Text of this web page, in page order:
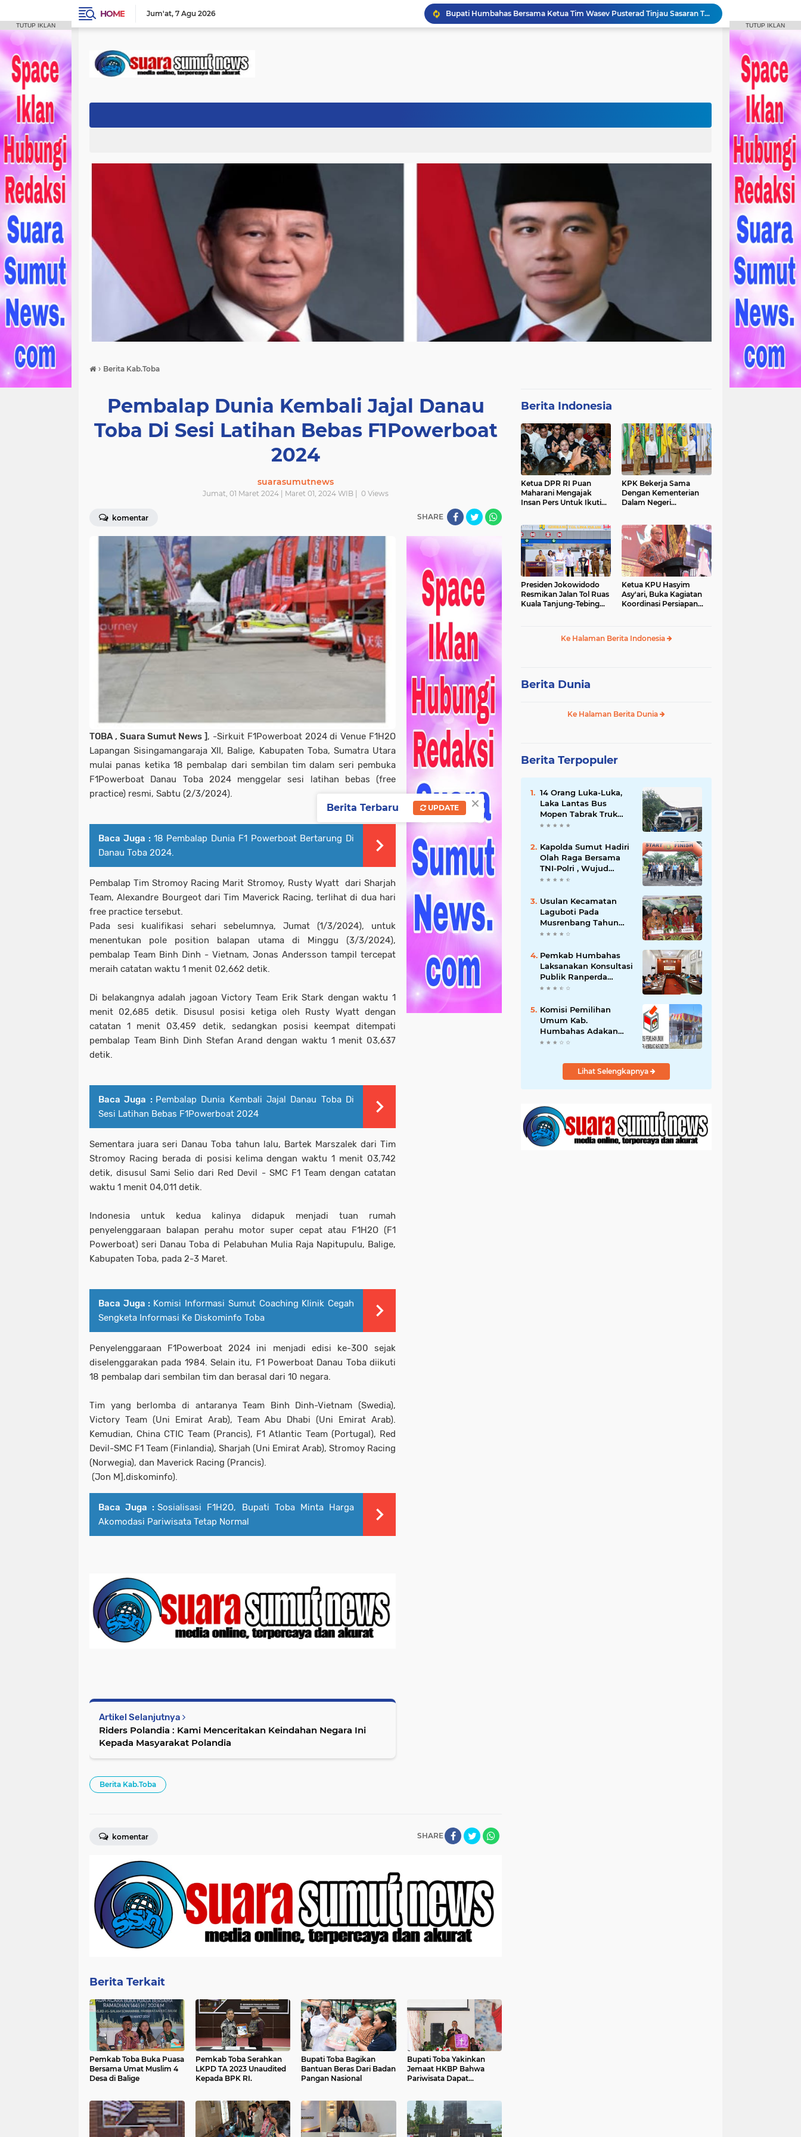
HOME Jum'at 7 Agu 2026
Bupati Humbahas Bersama Ketua Tim Wasev Pusterad Tinjau Sasaran TMMD.
Pemkab Humbang Hasundutan Salurkan Bantuan Sosial kepada Korban Kebakaran di Kecamatan Paranginan
Bupati Humbahas Letakkan Batu Pertama Pembangunan Cath Lab RSUD Doloksanggul
› Berita Kab.Toba
Pembalap Dunia Kembali Jajal Danau
Toba Di Sesi Latihan Bebas F1Powerboat
2024
suarasumutnews
Jumat, 01 Maret 2024 | Maret 01, 2024 WIB | 0 Views
komentar SHARE
TOBA , Suara Sumut News ], -Sirkuit F1Powerboat 2024 di Venue F1H2O
Lapangan Sisingamangaraja XII, Balige, Kabupaten Toba, Sumatra Utara
mulai panas ketika 18 pembalap dari sembilan tim dalam seri pembuka
F1Powerboat Danau Toba 2024 menggelar sesi latihan bebas (free
practice) resmi, Sabtu (2/3/2024).
Baca Juga : 18 Pembalap Dunia F1 Powerboat Bertarung Di
Danau Toba 2024.
Pembalap Tim Stromoy Racing Marit Stromoy, Rusty Wyatt dari Sharjah
Team, Alexandre Bourgeot dari Tim Maverick Racing, terlihat di dua hari
free practice tersebut.
Pada sesi kualifikasi sehari sebelumnya, Jumat (1/3/2024), untuk
menentukan pole position balapan utama di Minggu (3/3/2024),
pembalap Team Binh Dinh - Vietnam, Jonas Andersson tampil tercepat
meraih catatan waktu 1 menit 02,662 detik.
Di belakangnya adalah jagoan Victory Team Erik Stark dengan waktu 1
menit 02,685 detik. Disusul posisi ketiga oleh Rusty Wyatt dengan
catatan 1 menit 03,459 detik, sedangkan posisi keempat ditempati
pembalap Team Binh Dinh Stefan Arand dengan waktu 1 menit 03,637
detik.
Baca Juga : Pembalap Dunia Kembali Jajal Danau Toba Di
Sesi Latihan Bebas F1Powerboat 2024
Sementara juara seri Danau Toba tahun lalu, Bartek Marszalek dari Tim
Stromoy Racing berada di posisi kelima dengan waktu 1 menit 03,742
detik, disusul Sami Selio dari Red Devil - SMC F1 Team dengan catatan
waktu 1 menit 04,011 detik.
Indonesia untuk kedua kalinya didapuk menjadi tuan rumah
penyelenggaraan balapan perahu motor super cepat atau F1H2O (F1
Powerboat) seri Danau Toba di Pelabuhan Mulia Raja Napitupulu, Balige,
Kabupaten Toba, pada 2-3 Maret.
Baca Juga : Komisi Informasi Sumut Coaching Klinik Cegah
Sengketa Informasi Ke Diskominfo Toba
Penyelenggaraan F1Powerboat 2024 ini menjadi edisi ke-300 sejak
diselenggarakan pada 1984. Selain itu, F1 Powerboat Danau Toba diikuti
18 pembalap dari sembilan tim dan berasal dari 10 negara.
Tim yang berlomba di antaranya Team Binh Dinh-Vietnam (Swedia),
Victory Team (Uni Emirat Arab), Team Abu Dhabi (Uni Emirat Arab).
Kemudian, China CTIC Team (Prancis), F1 Atlantic Team (Portugal), Red
Devil-SMC F1 Team (Finlandia), Sharjah (Uni Emirat Arab), Stromoy Racing
(Norwegia), dan Maverick Racing (Prancis).
(Jon M],diskominfo).
Baca Juga : Sosialisasi F1H2O, Bupati Toba Minta Harga
Akomodasi Pariwisata Tetap Normal
Artikel Selanjutnya
Riders Polandia : Kami Menceritakan Keindahan Negara Ini
Kepada Masyarakat Polandia
Berita Kab.Toba
SHARE
komentar
Berita Terkait
Pemkab Toba Buka Puasa
Bersama Umat Muslim 4
Desa di Balige
Pemkab Toba Serahkan
LKPD TA 2023 Unaudited
Kepada BPK RI.
Bupati Toba Bagikan
Bantuan Beras Dari Badan
Pangan Nasional
Bupati Toba Yakinkan
Jemaat HKBP Bahwa
Pariwisata Dapat
Berita Indonesia
Ketua DPR RI Puan
Maharani Mengajak
Insan Pers Untuk Ikuti
KPK Bekerja Sama
Dengan Kementerian
Dalam Negeri
Presiden Jokowidodo
Resmikan Jalan Tol Ruas
Kuala Tanjung-Tebing
Ketua KPU Hasyim
Asy'ari, Buka Kagiatan
Koordinasi Persiapan
Ke Halaman Berita Indonesia
Berita Dunia
Ke Halaman Berita Dunia
Berita Terpopuler
14 Orang Luka-Luka,
Laka Lantas Bus
Mopen Tabrak Truk
Sedang Parkir Di
Kapolda Sumut Hadiri
Olah Raga Bersama
TNI-Polri , Wujud
Kebersamaan Menjaga
Usulan Kecamatan
Laguboti Pada
Musrenbang Tahun
2025, Bupati Toba
Mendukung
Pertumbuhan
Pariwisata.
Pemkab Humbahas
Laksanakan Konsultasi
Publik Ranperda
Pemajuan
Komisi Pemilihan
Umum Kab.
Humbahas Adakan
Sosialisasi & Simulasi,
Rekapitulasi Suara.
Lihat Selengkapnya
TUTUP IKLAN TUTUP IKLAN
×
Berita Terbaru UPDATE